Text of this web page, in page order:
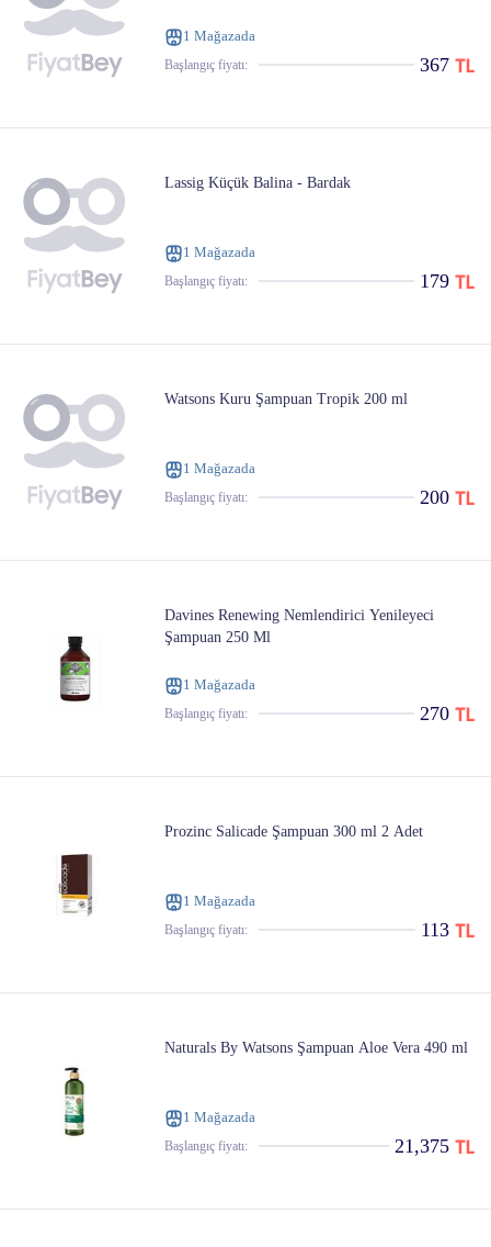
1 Mağazada
Başlangıç ​​fiyatı: 367
Lassig Küçük Balina - Bardak
1 Mağazada
Başlangıç ​​fiyatı: 179
Watsons Kuru Şampuan Tropik 200 ml
1 Mağazada
Başlangıç ​​fiyatı: 200
Davines Renewing Nemlendirici Yenileyeci
Şampuan 250 Ml
1 Mağazada
Başlangıç ​​fiyatı: 270
Prozinc Salicade Şampuan 300 ml 2 Adet
1 Mağazada
Başlangıç ​​fiyatı: 113
Naturals By Watsons Şampuan Aloe Vera 490 ml
1 Mağazada
Başlangıç ​​fiyatı: 21,375